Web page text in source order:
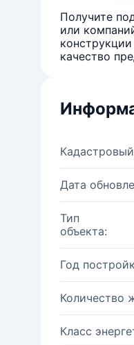
Получите
или
качество
Дата
Тип
объекта:
Год
Количество
Класс